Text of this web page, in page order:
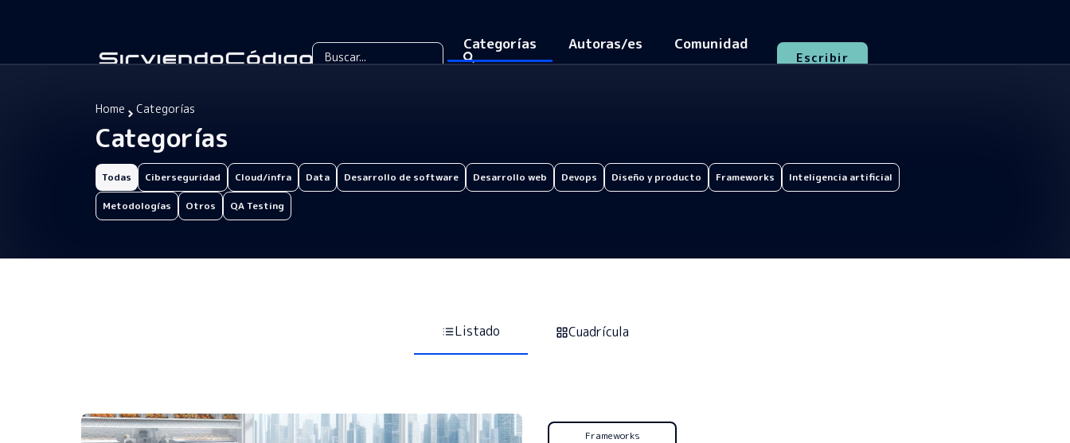
Categorías Autoras/es Comunidad
Escribir
Home Categorías
Categorías
Ciberseguridad Cloud/infra Data Desarrollo de software Desarrollo web Devops Diseño y producto Frameworks Inteligencia artificial
Metodologías Otros QA Testing
Todas
Listado Cuadrícula
Frameworks